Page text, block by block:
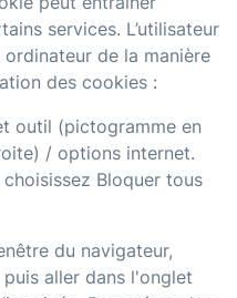
services. L’utilisateur
de la manière
des cookies :
outil (pictogramme en
/ options internet.
Bloquer tous
du navigateur,
aller dans l'onglet